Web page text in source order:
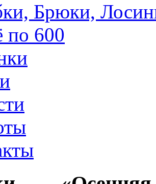
Брюки,
по 600